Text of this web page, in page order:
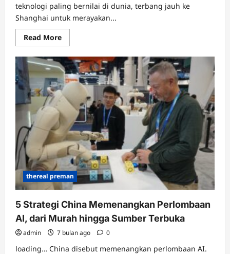
teknologi paling bernilai di dunia, terbang jauh ke
Shanghai untuk merayakan...
Read MoreRead
more
Drama
Chip
AI!
Jensen
Huang
ke
China,
Tapi
H200
Malah
Tertahan
thereal preman
5 Strategi China Memenangkan Perlombaan
AI, dari Murah hingga Sumber Terbuka
admin 7 bulan ago 0
loading… China disebut memenangkan perlombaan AI.